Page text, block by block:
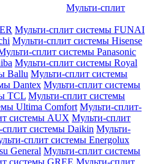
Мульти-сплит
Мульти-сплит системы FUNAI
Мульти-сплит системы Hisense
сплит системы Panasonic
Мульти-сплит системы Royal
Ballu Мульти-сплит системы
Dantex Мульти-сплит системы
TCL Мульти-сплит системы
Ultima Comfort Мульти-сплит-
системы AUX Мульти-сплит
системы Daikin Мульти-
сплит системы Energolux
General Мульти-сплит системы
системы GREE Мульти-сплит